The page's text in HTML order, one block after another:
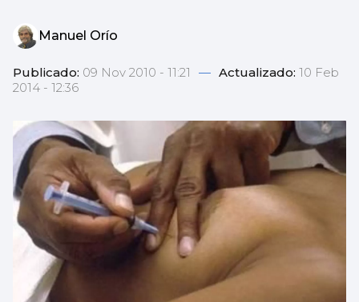
Manuel Orío
Publicado: 09 Nov 2010 - 11:21 — Actualizado: 10 Feb
2014 - 12:36